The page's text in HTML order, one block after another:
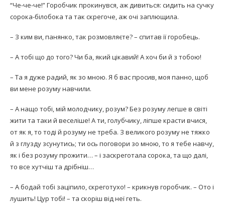
“Че-че-че!” Горобчик прокинувся, аж дивиться: сидить на сучку
сорока-білобока та так скрегоче, аж очі заплющила.
– З ким ви, панянко, так розмовляєте? – спитав її горобець.
– А тобі що до того? Чи ба, який цікавий! А хоч би й з тобою!
– Та я дуже радий, як зо мною. Я б вас просив, моя панно, щоб
ви мене розуму навчили.
– А нащо тобі, мій молодчику, розум? Без розуму легше в світі
жити та таки й веселіше! А ти, голубчику, ліпше красти вчися,
от як я, то тоді й розуму не треба. З великого розуму не тяжко
й з глузду зсунутись; ти ось поговори зо мною, то я тебе навчу,
як і без розуму прожити… – і заскреготала сорока, та що далі,
то все хутчіш та дрібніш…
– А бодай тобі заціпило, скреготухо! – крикнув горобчик. – Ото і
лушить! Цур тобі! – та скоріш від неї геть.